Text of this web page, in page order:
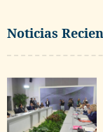
Noticias